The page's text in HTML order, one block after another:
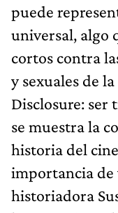
puede
universal, algo
cortos contra
y sexuales de
Disclosure: ser
se muestra la
historia del
importancia de
historiadora